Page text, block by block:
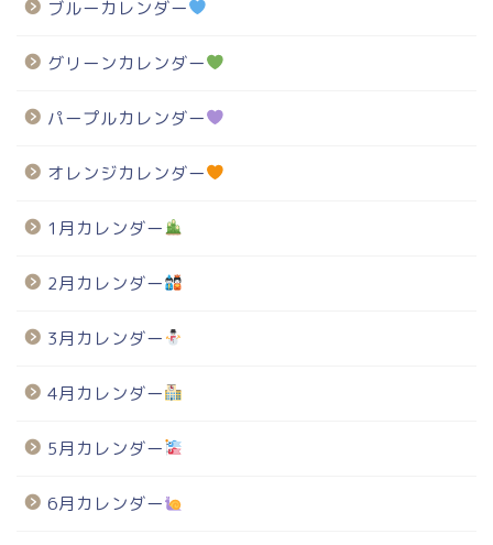
ブルーカレンダー
グリーンカレンダー
パープルカレンダー
オレンジカレンダー
1月カレンダー
2月カレンダー
3月カレンダー
4月カレンダー
5月カレンダー
6月カレンダー